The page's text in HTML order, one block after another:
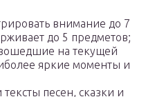
внимание до 7
до 5 предметов;
на текущей
яркие моменты и
песен, сказки и